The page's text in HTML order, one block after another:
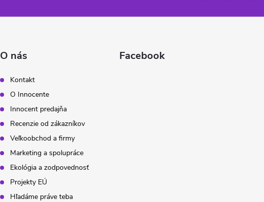
O nás
Kontakt
O Innocente
Innocent predajňa
Recenzie od zákazníkov
Veľkoobchod a firmy
Marketing a spolupráce
Ekológia a zodpovednosť
Projekty EÚ
Hľadáme práve teba
Facebook